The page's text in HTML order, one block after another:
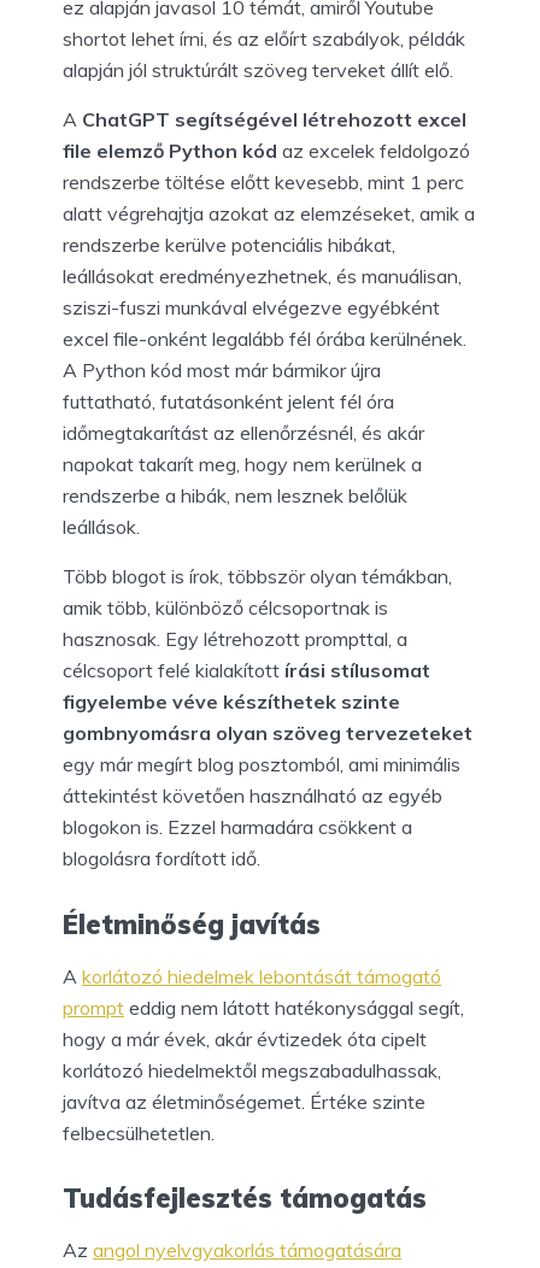
ez alapján javasol 10 témát, amiről Youtube
shortot lehet írni, és az előírt szabályok, példák
alapján jól struktúrált szöveg terveket állít elő.
A ChatGPT segítségével létrehozott excel
file elemző Python kód az excelek feldolgozó
rendszerbe töltése előtt kevesebb, mint 1 perc
alatt végrehajtja azokat az elemzéseket, amik a
rendszerbe kerülve potenciális hibákat,
leállásokat eredményezhetnek, és manuálisan,
sziszi-fuszi munkával elvégezve egyébként
excel file-onként legalább fél órába kerülnének.
A Python kód most már bármikor újra
futtatható, futatásonként jelent fél óra
időmegtakarítást az ellenőrzésnél, és akár
napokat takarít meg, hogy nem kerülnek a
rendszerbe a hibák, nem lesznek belőlük
leállások.
Több blogot is írok, többször olyan témákban,
amik több, különböző célcsoportnak is
hasznosak. Egy létrehozott prompttal, a
célcsoport felé kialakított írási stílusomat
figyelembe véve készíthetek szinte
gombnyomásra olyan szöveg tervezeteket
egy már megírt blog posztomból, ami minimális
áttekintést követően használható az egyéb
blogokon is. Ezzel harmadára csökkent a
blogolásra fordított idő.
Életminőség javítás
A korlátozó hiedelmek lebontását támogató
prompt eddig nem látott hatékonysággal segít,
hogy a már évek, akár évtizedek óta cipelt
korlátozó hiedelmektől megszabadulhassak,
javítva az életminőségemet. Értéke szinte
felbecsülhetetlen.
Tudásfejlesztés támogatás
Az angol nyelvgyakorlás támogatására